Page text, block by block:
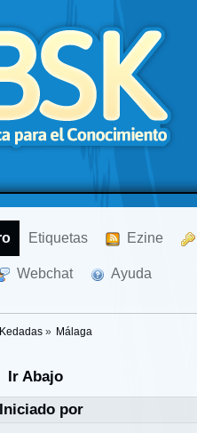
Etiquetas Ezine
Webchat Ayuda
Kedadas» Málaga
Ir Abajo
Iniciado por